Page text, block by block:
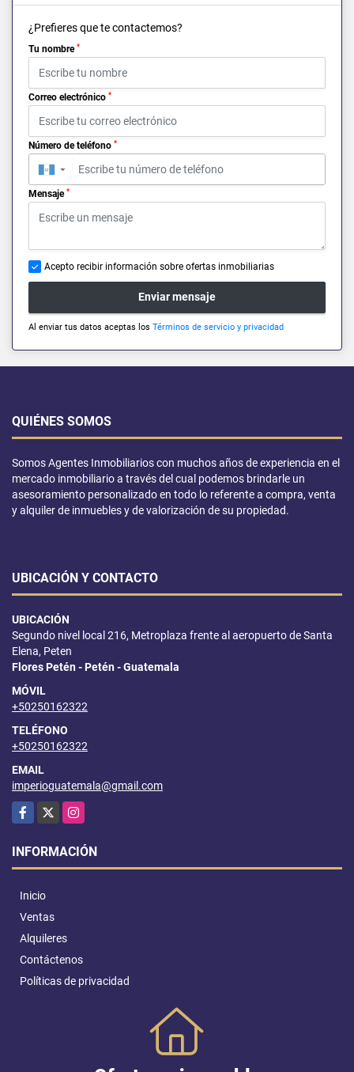
¿Prefieres que te contactemos?
Tu nombre *
Correo electrónico *
Número de teléfono *
▼
Mensaje *
Acepto recibir información sobre ofertas inmobiliarias
Enviar mensaje
Al enviar tus datos aceptas los Términos de servicio y privacidad
QUIÉNES SOMOS
Somos Agentes Inmobiliarios con muchos años de experiencia en el
mercado inmobiliario a través del cual podemos brindarle un
asesoramiento personalizado en todo lo referente a compra, venta
y alquiler de inmuebles y de valorización de su propiedad.
UBICACIÓN Y CONTACTO
UBICACIÓN
Segundo nivel local 216, Metroplaza frente al aeropuerto de Santa
Elena, Peten
Flores Petén - Petén - Guatemala
MÓVIL
+50250162322
TELÉFONO
+50250162322
EMAIL
imperioguatemala@gmail.com
Facebook
X Instagram
INFORMACIÓN
Inicio
Ventas
Alquileres
Contáctenos
Políticas de privacidad